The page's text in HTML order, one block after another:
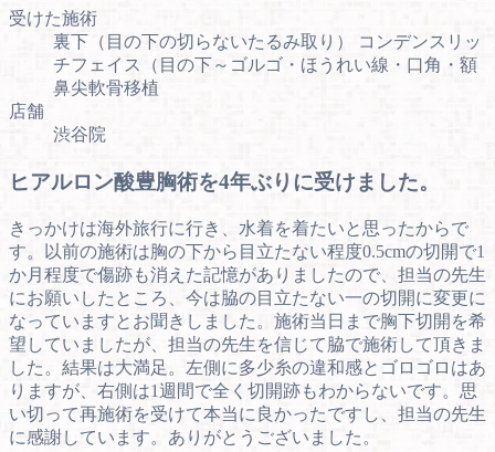
受けた施術
裏下（目の下の切らないたるみ取り） コンデンスリッ
チフェイス（目の下～ゴルゴ・ほうれい線・口角・額
鼻尖軟骨移植
店舗
渋谷院
ヒアルロン酸豊胸術を4年ぶりに受けました。
きっかけは海外旅行に行き、水着を着たいと思ったからで
す。以前の施術は胸の下から目立たない程度0.5cmの切開で1
か月程度で傷跡も消えた記憶がありましたので、担当の先生
にお願いしたところ、今は脇の目立たない一の切開に変更に
なっていますとお聞きしました。施術当日まで胸下切開を希
望していましたが、担当の先生を信じて脇で施術して頂きま
した。結果は大満足。左側に多少糸の違和感とゴロゴロはあ
りますが、右側は1週間で全く切開跡もわからないです。思
い切って再施術を受けて本当に良かったですし、担当の先生
に感謝しています。ありがとうございました。